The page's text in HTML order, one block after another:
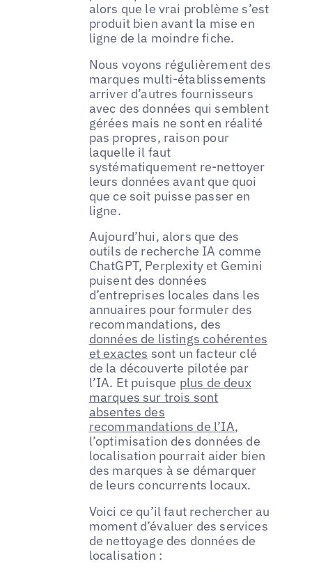
alors que le vrai problème s’est
produit bien avant la mise en
ligne de la moindre fiche.
Nous voyons régulièrement des
marques multi-établissements
arriver d’autres fournisseurs
avec des données qui semblent
gérées mais ne sont en réalité
pas propres, raison pour
laquelle il faut
systématiquement re-nettoyer
leurs données avant que quoi
que ce soit puisse passer en
ligne.
Aujourd’hui, alors que des
outils de recherche IA comme
ChatGPT, Perplexity et Gemini
puisent des données
d’entreprises locales dans les
annuaires pour formuler des
recommandations, des
données de listings cohérentes
et exactes sont un facteur clé
de la découverte pilotée par
l’IA. Et puisque plus de deux
marques sur trois sont
absentes des
recommandations de l’IA,
l’optimisation des données de
localisation pourrait aider bien
des marques à se démarquer
de leurs concurrents locaux.
Voici ce qu’il faut rechercher au
moment d’évaluer des services
de nettoyage des données de
localisation :